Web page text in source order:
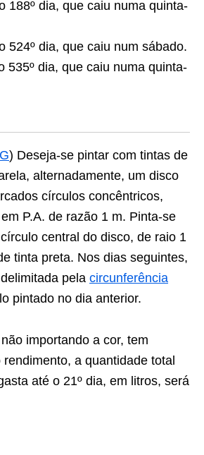
188º dia, que caiu numa quinta-
524º dia, que caiu num sábado.
535º dia, que caiu numa quinta-
) Deseja-se pintar com tintas de
alternadamente, um disco
círculos concêntricos,
P.A. de razão 1 m. Pinta-se
central do disco, de raio 1
tinta preta. Nos dias seguintes,
pela circunferência
pintado no dia anterior.
importando a cor, tem
a quantidade total
até o 21º dia, em litros, será